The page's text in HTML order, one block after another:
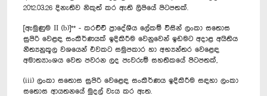
2012.03.26 දිනැතිව නිකුත් කර ඇති ලිපියේ පිටපතක්.
[ඇමුණුම II (b)]** - කරච්චි ප්‍රාදේශීය ලේකම් විසින් ලංකා සතොස
සුපිරි වෙළඳ සංකීර්ණයක් ඉදිකිරීම වෙනුවෙන් ඉඩමට අදාළ අයිතිය
නීත්‍යනුකූල වශයෙන් එවකට සමුපකාර හා අභ්‍යන්තර වෙළෙඳ
අමාත්‍යාංශය වෙත පවරන ලද පැවරුම් සහතිකයේ පිටපතක්,
(iii) ලංකා සතොස සුපිරි වෙළෙඳ සංකීර්ණය ඉදිකිරීම සඳහා ලංකා
‍සතොස ආයතනයේ මුදල් වැය කර ඇත.